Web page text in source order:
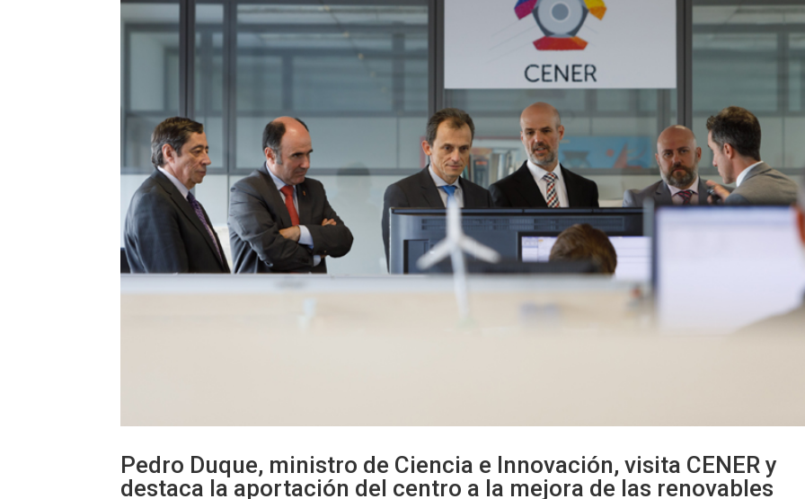
Pedro Duque, ministro de Ciencia e Innovación, visita CENER y
destaca la aportación del centro a la mejora de las renovables